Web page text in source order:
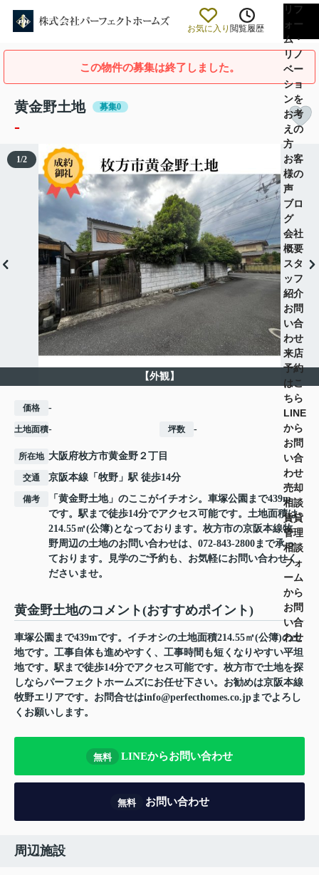
お気に入り 閲覧履歴
リフ
ォー
ム・
リノ
ベー
ショ
ンを
お考
えの
方
お客
様の
声
ブロ
グ
会社
概要
スタ
ッフ
紹介
お問
い合
わせ
来店
予約
はこ
ちら
LINE
から
お問
い合
わせ
売却
相談
賃貸
管理
相談
フォ
ーム
から
お問
い合
わせ
この物件の募集は終了しました。
黄金野土地 募集0
-
【外観】
1/2
価格 -
土地面積- 坪数 -
所在地 大阪府枚方市黄金野 ２丁目
交通 京阪本線 「 牧野 」駅 徒歩14分
備考
「黄金野土地」のここがイチオシ。車塚公園まで439m
です。駅まで徒歩14分でアクセス可能です。土地面積は
214.55㎡(公簿)となっております。枚方市の京阪本線牧
野周辺の土地のお問い合わせは、072-843-2800まで承っ
ております。見学のご予約も、お気軽にお問い合わせく
ださいませ。
黄金野土地のコメント(おすすめポイント)
車塚公園まで439mです。イチオシの土地面積214.55㎡(公簿)の土
地です。工事自体も進めやすく、工事時間も短くなりやすい平坦
地です。駅まで徒歩14分でアクセス可能です。枚方市で土地を探
しならパーフェクトホームズにお任せ下さい。お勧めは京阪本線
牧野エリアです。お問合せはinfo@perfecthomes.co.jpまでよろし
くお願いします。
無料 LINEからお問い合わせ
無料 お問い合わせ
周辺施設